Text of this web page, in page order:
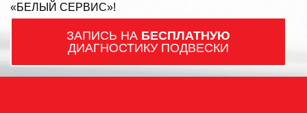
«БЕЛЫЙ СЕРВИС»!
ЗАПИСЬ НА БЕСПЛАТНУЮ
ДИАГНОСТИКУ ПОДВЕСКИ